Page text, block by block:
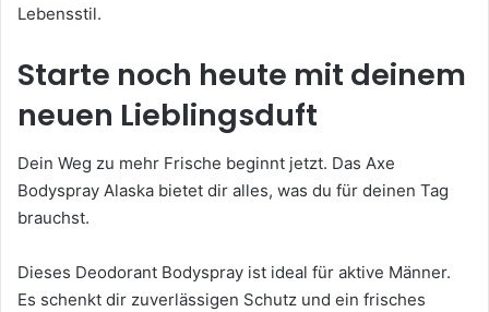
Lebensstil.
Starte noch heute mit deinem
neuen Lieblingsduft
Dein Weg zu mehr Frische beginnt jetzt. Das Axe
Bodyspray Alaska bietet dir alles, was du für deinen Tag
brauchst.
Dieses Deodorant Bodyspray ist ideal für aktive Männer.
Es schenkt dir zuverlässigen Schutz und ein frisches